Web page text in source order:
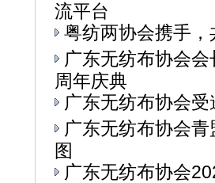
流平台
粤纺两协会携手
广东无纺布协会
周年庆典
广东无纺布协会
广东无纺布协会
图
广东无纺布协会